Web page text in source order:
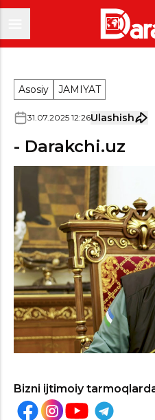
Asosiy JAMIYAT
31.07.2025 12:26Ulashish
- Darakchi.uz
Bizni ijtimoiy